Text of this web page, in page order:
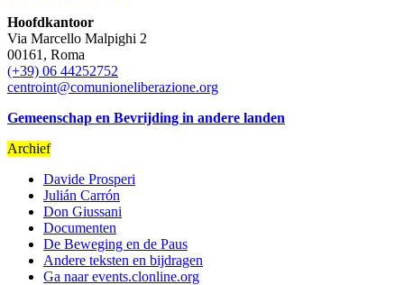
Hoofdkantoor
Via Marcello Malpighi 2
00161, Roma
(+39) 06 44252752
centroint@comunioneliberazione.org
Gemeenschap en Bevrijding in andere landen
Archief
Davide Prosperi
Julián Carrón
Don Giussani
Documenten
De Beweging en de Paus
Andere teksten en bijdragen
Ga naar events.clonline.org